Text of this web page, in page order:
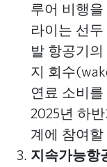
루어 비행
라이는 선
발 항공기
지 회수
연료 소비
2025년 하
계에 참여
지속가능항